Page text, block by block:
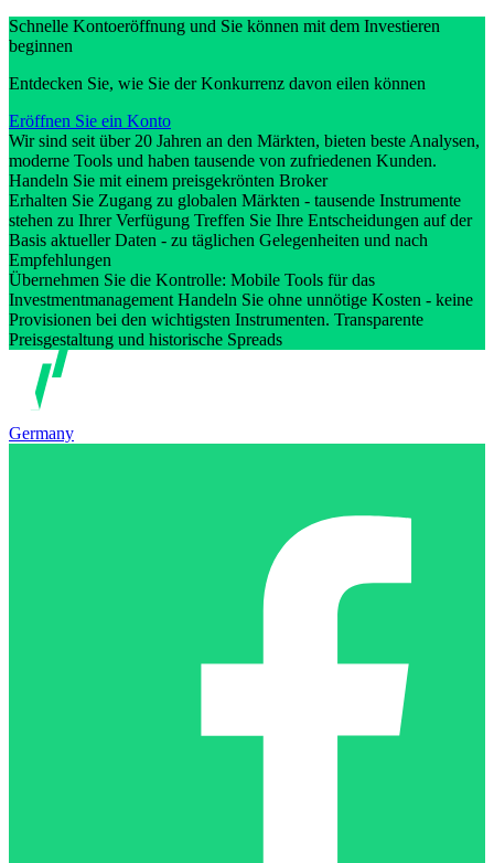
Schnelle Kontoeröffnung und Sie können mit dem Investieren
beginnen
Entdecken Sie, wie Sie der Konkurrenz davon eilen können
Eröffnen Sie ein Konto
Wir sind seit über 20 Jahren an den Märkten, bieten beste Analysen,
moderne Tools und haben tausende von zufriedenen Kunden.
Handeln Sie mit einem preisgekrönten Broker
Erhalten Sie Zugang zu globalen Märkten - tausende Instrumente
stehen zu Ihrer Verfügung Treffen Sie Ihre Entscheidungen auf der
Basis aktueller Daten - zu täglichen Gelegenheiten und nach
Empfehlungen
Übernehmen Sie die Kontrolle: Mobile Tools für das
Investmentmanagement Handeln Sie ohne unnötige Kosten - keine
Provisionen bei den wichtigsten Instrumenten. Transparente
Preisgestaltung und historische Spreads
Germany